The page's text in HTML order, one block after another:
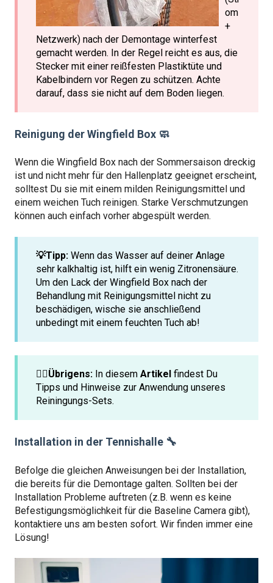
om
+
Netzwerk) nach der Demontage winterfest
gemacht werden. In der Regel reicht es aus, die
Stecker mit einer reißfesten Plastiktüte und
Kabelbindern vor Regen zu schützen. Achte
darauf, dass sie nicht auf dem Boden liegen.
Reinigung der Wingfield Box 🧼
Wenn die Wingfield Box nach der Sommersaison dreckig
ist und nicht mehr für den Hallenplatz geeignet erscheint,
solltest Du sie mit einem milden Reinigungsmittel und
einem weichen Tuch reinigen. Starke Verschmutzungen
können auch einfach vorher abgespült werden.
💡Tipp: Wenn das Wasser auf deiner Anlage
sehr kalkhaltig ist, hilft ein wenig Zitronensäure.
Um den Lack der Wingfield Box nach der
Behandlung mit Reinigungsmittel nicht zu
beschädigen, wische sie anschließend
unbedingt mit einem feuchten Tuch ab!
☝🏼Übrigens: In diesem Artikel findest Du
Tipps und Hinweise zur Anwendung unseres
Reiningungs-Sets.
Installation in der Tennishalle 🔧
Befolge die gleichen Anweisungen bei der Installation,
die bereits für die Demontage galten. Sollten bei der
Installation Probleme auftreten (z.B. wenn es keine
Befestigungsmöglichkeit für die Baseline Camera gibt),
kontaktiere uns am besten sofort. Wir finden immer eine
Lösung!